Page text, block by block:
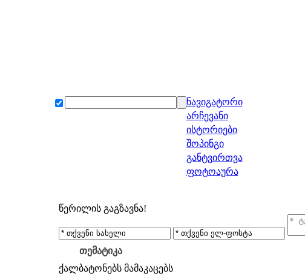
ნავიგატორი
არჩევანი
ისტორიები
შოპინგი
განტვირთვა
ფოტოაურა
წერილის გაგზავნა!
თემატიკა
ქალბატონებს მამაკაცებს